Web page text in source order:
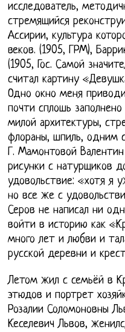
исследователь,
стремящийся
Ассирии, культура
веков. (1905, ГРМ),
(1905, Гос. Самой
считал картину
Одно окно меня
почти сплошь заполнено
милой архитектуры,
флораны, шпиль, одним
Г. Мамонтовой
рисунки с натурщиков
удовольствие: «хотя я
но все же с
Серов не написал ни
войти в историю как
много лет и любви и
русской деревни и
Летом жил с семьёй в
этюдов и портрет
Розалии Соломоновны
Кеселевич Львов,